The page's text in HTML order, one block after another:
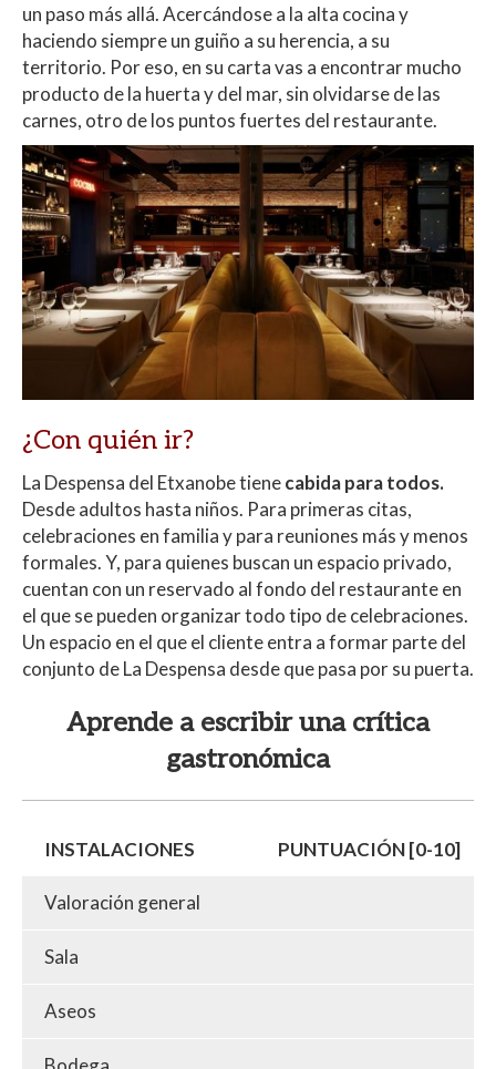
un paso más allá. Acercándose a la alta cocina y
haciendo siempre un guiño a su herencia, a su
territorio. Por eso, en su carta vas a encontrar mucho
producto de la huerta y del mar, sin olvidarse de las
carnes, otro de los puntos fuertes del restaurante.
¿Con quién ir?
La Despensa del Etxanobe tienecabida para todos.
Desde adultos hasta niños. Para primeras citas,
celebraciones en familia y para reuniones más y menos
formales. Y, para quienes buscan un espacio privado,
cuentan con un reservado al fondo del restaurante en
el que se pueden organizar todo tipo de celebraciones.
Un espacio en el que el cliente entra a formar parte del
conjunto de La Despensa desde que pasa por su puerta.
Aprende a escribir una crítica
gastronómica
INSTALACIONES PUNTUACIÓN [0-10]
Valoración general
Sala
Aseos